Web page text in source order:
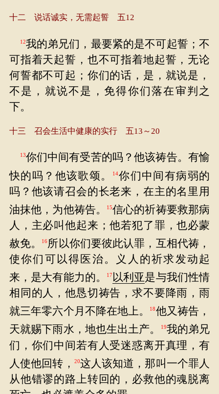
十二 说话诚实，无需起誓 五12
12我的弟兄们，最要紧的是不可起誓；不
可指着天起誓，也不可指着地起誓，无论
何誓都不可起；你们的话，是，就说是，
不是，就说不是，免得你们落在审判之
下。
十三 召会生活中健康的实行 五13～20
13你们中间有受苦的吗？他该祷告。有愉
快的吗？他该歌颂。
14你们中间有病弱的
吗？他该请召会的长老来，在主的名里用
油抹他，为他祷告。
15信心的祈祷要救那病
人，主必叫他起来；他若犯了罪，也必蒙
赦免。
16所以你们要彼此认罪，互相代祷，
使你们可以得医治。义人的祈求发动起
来，是大有能力的。
17以利亚是与我们性情
相同的人，他恳切祷告，求不要降雨，雨
就三年零六个月不降在地上。
18他又祷告，
天就赐下雨水，地也生出土产。
19我的弟兄
们，你们中间若有人受迷惑离开真理，有
人使他回转，
20这人该知道，那叫一个罪人
从他错谬的路上转回的，必救他的魂脱离